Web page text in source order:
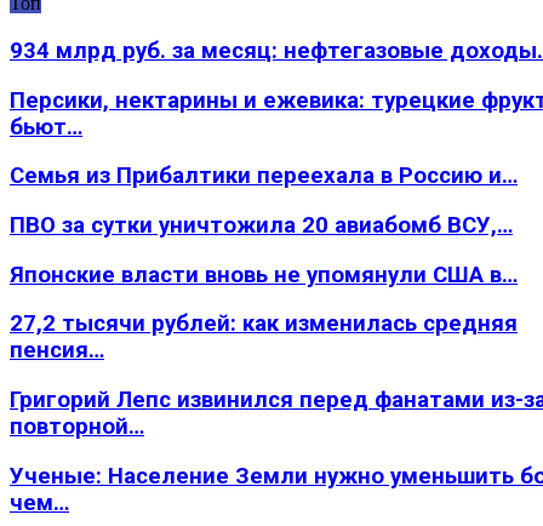
934 млрд руб. за месяц: нефтегазовые
Персики, нектарины и ежевика: турецкие
бьют…
Семья из Прибалтики переехала в Россию и…
ПВО за сутки уничтожила 20 авиабомб ВСУ,…
Японские власти вновь не упомянули США в…
27,2 тысячи рублей: как изменилась средняя
пенсия…
Григорий Лепс извинился перед фанатами из-
повторной…
Ученые: Население Земли нужно уменьшить
чем…